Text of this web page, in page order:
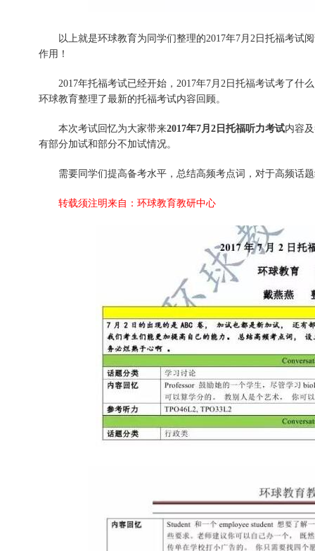
以上就是环球教育为同学们整理的2017年7月2日托福考试
作用！
2017年托福考试已经开始，2017年7月2日托福考试考了什
环球教育整理了最新的托福考试内容回顾。
本次考试回忆为大家带来2017年7月2日托福听力考试内容
有部分加试和部分不加试情况。
需要同学们提高备考水平，总结高频考点词，对于高频话
转载须注明来自：环球教育教研中心